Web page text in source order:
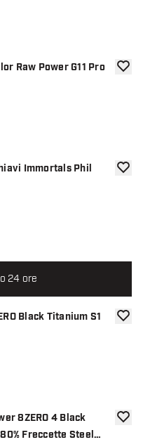
Raw Power G11 Pro
recensioni
Immortals Phil
recensioni
Black Titanium S1
recensioni
8ZERO 4 Black
Freccette Steel
24 ore